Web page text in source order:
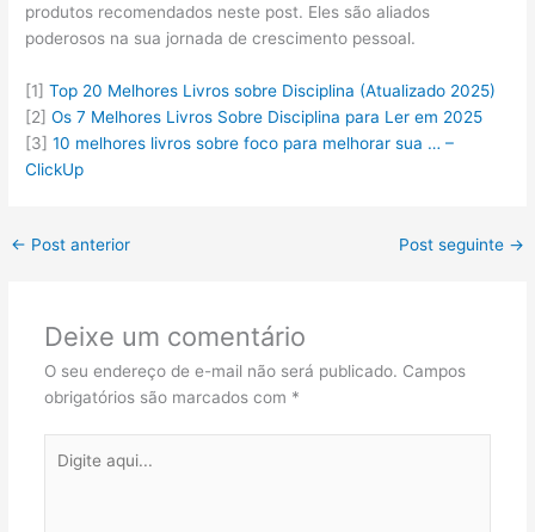
produtos recomendados neste post. Eles são aliados
poderosos na sua jornada de crescimento pessoal.
[1]Top 20 Melhores Livros sobre Disciplina (Atualizado 2025)
[2]Os 7 Melhores Livros Sobre Disciplina para Ler em 2025
[3]10 melhores livros sobre foco para melhorar sua … –
ClickUp
← Post anterior Post seguinte →
Deixe um comentário
O seu endereço de e-mail não será publicado. Campos
obrigatórios são marcados com *
aqui...